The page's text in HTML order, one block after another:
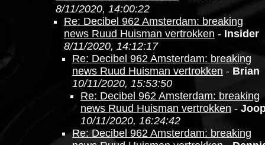
8/11/2020, 14:00:22
Re: Decibel 962 Amsterdam: breaking
news Ruud Huisman vertrokken - Insider
8/11/2020, 14:12:17
Re: Decibel 962 Amsterdam: breaking
news Ruud Huisman vertrokken - Brian
10/11/2020, 15:53:50
Re: Decibel 962 Amsterdam: breaking
news Ruud Huisman vertrokken -
10/11/2020, 16:24:42
Re: Decibel 962 Amsterdam: breaking